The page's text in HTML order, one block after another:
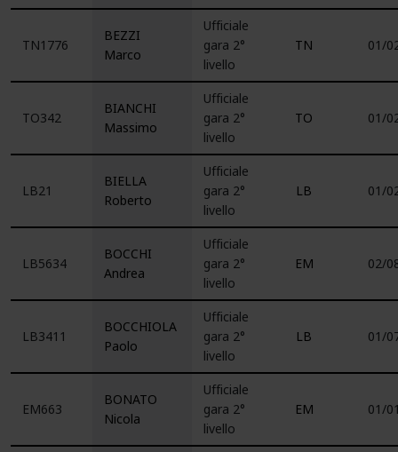
TN1776
BEZZI
Marco
Ufficiale
gara 2°
livello
TN 01/
TO342
BIANCHI
Massimo
Ufficiale
gara 2°
livello
TO 01/
LB21
BIELLA
Roberto
Ufficiale
gara 2°
livello
LB 01/
LB5634
BOCCHI
Andrea
Ufficiale
gara 2°
livello
EM 02/
LB3411
BOCCHIOLA
Paolo
Ufficiale
gara 2°
livello
LB 01/
EM663
BONATO
Nicola
Ufficiale
gara 2°
livello
EM 01/